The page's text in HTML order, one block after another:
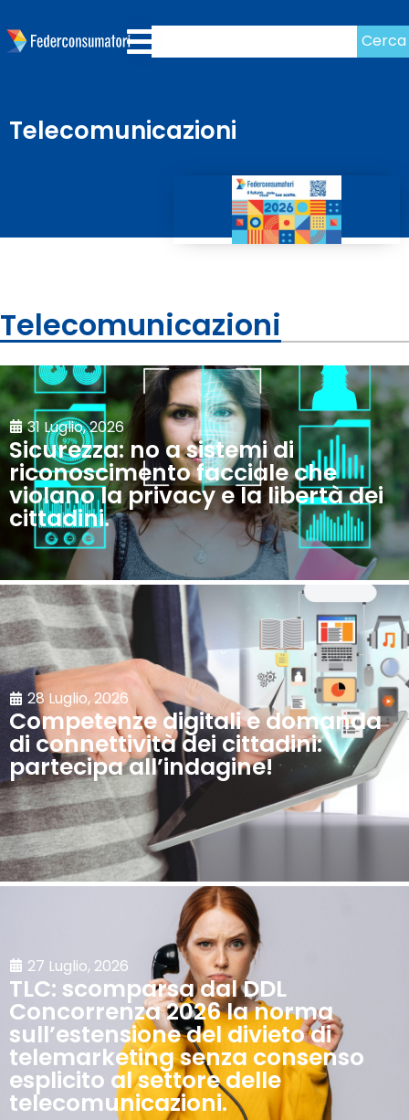
Cerca
Telecomunicazioni
Telecomunicazioni
31 Luglio, 2026
Sicurezza: no a sistemi di
riconoscimento facciale che
violano la privacy e la libertà dei
cittadini.
28 Luglio, 2026
Competenze digitali e domanda
di connettività dei cittadini:
partecipa all’indagine!
27 Luglio, 2026
TLC: scomparsa dal DDL
Concorrenza 2026 la norma
sull’estensione del divieto di
telemarketing senza consenso
esplicito al settore delle
telecomunicazioni.